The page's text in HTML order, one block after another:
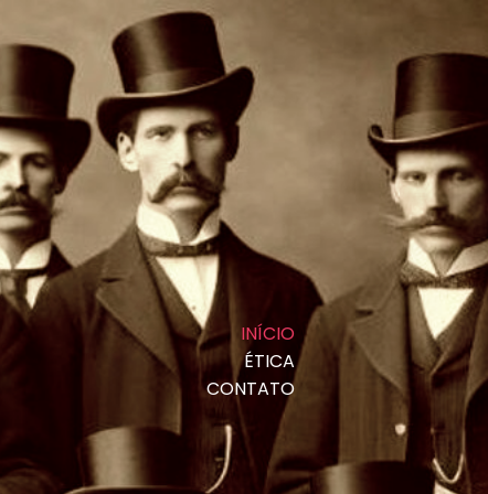
INÍCIO
ÉTICA
CONTATO